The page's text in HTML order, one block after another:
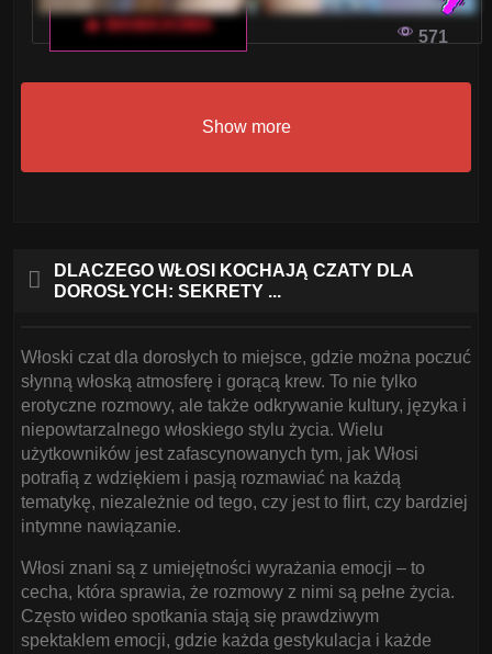
🔥 MAMAXOMA
571
Show more
DLACZEGO WŁOSI KOCHAJĄ CZATY DLA
DOROSŁYCH: SEKRETY ...
Włoski czat dla dorosłych to miejsce, gdzie można poczuć
słynną włoską atmosferę i gorącą krew. To nie tylko
erotyczne rozmowy, ale także odkrywanie kultury, języka i
niepowtarzalnego włoskiego stylu życia. Wielu
użytkowników jest zafascynowanych tym, jak Włosi
potrafią z wdziękiem i pasją rozmawiać na każdą
tematykę, niezależnie od tego, czy jest to flirt, czy bardziej
intymne nawiązanie.
Włosi znani są z umiejętności wyrażania emocji – to
cecha, która sprawia, że rozmowy z nimi są pełne życia.
Często wideo spotkania stają się prawdziwym
spektaklem emocji, gdzie każda gestykulacja i każde